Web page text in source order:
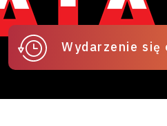
Wydarzenie się